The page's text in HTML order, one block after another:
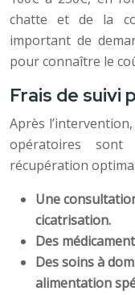
chatte et de la
important de
pour connaître le
Frais de suivi
Après
opératoires sont
récupération
Une
cicatrisation.
Des
Des soins à
alimentation